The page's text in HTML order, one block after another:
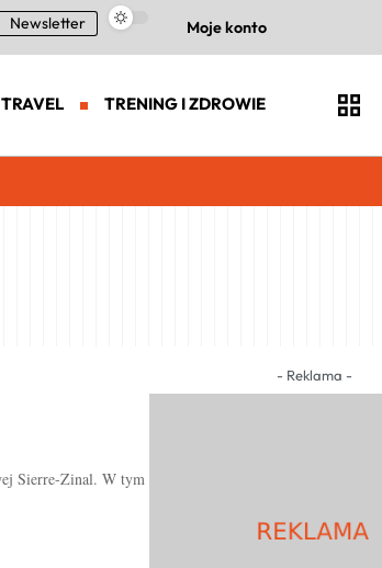
Newsletter Moje konto
TRAVEL TRENING I ZDROWIE
Sierre-Zinal. W tym
- Reklama -